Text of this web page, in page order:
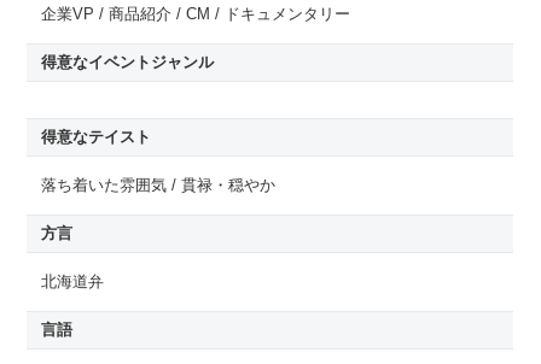
企業VP / 商品紹介 / CM / ドキュメンタリー
得意なイベントジャンル
得意なテイスト
落ち着いた雰囲気 / 貫禄・穏やか
方言
北海道弁
言語